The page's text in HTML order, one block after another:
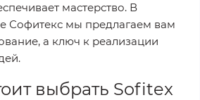
мастерство. В
Софитекс мы предлагаем вам
а ключ к реализации
выбрать Sofitex